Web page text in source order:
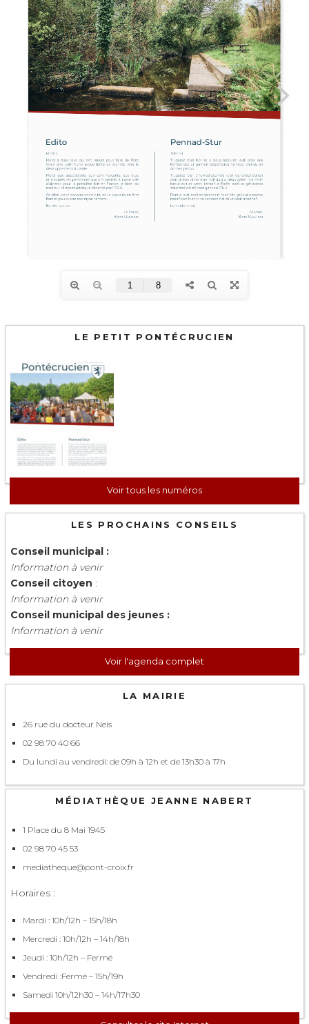
LE PETIT PONTÉCRUCIEN
Voir tous les numéros
LES PROCHAINS CONSEILS
Conseil municipal :
Information à venir
Conseil citoyen :
Information à venir
Conseil municipal des jeunes :
Information à venir
Voir l'agenda complet
LA MAIRIE
26 rue du docteur Neis
02 98 70 40 66
Du lundi au vendredi: de 09h à 12h et de 13h30 à 17h
MÉDIATHÈQUE JEANNE NABERT
1 Place du 8 Mai 1945
02 98 70 45 53
mediatheque@pont-croix.fr
Horaires :
Mardi : 10h/12h – 15h/18h
Mercredi : 10h/12h – 14h/18h
Jeudi : 10h/12h – Fermé
Vendredi :Fermé – 15h/19h
Samedi 10h/12h30 – 14h/17h30